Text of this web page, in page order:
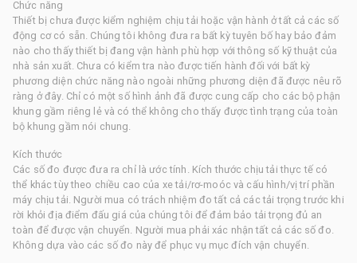
Chức năng
Thiết bị chưa được kiểm nghiệm chịu tải hoặc vận hành ở tất cả các số
động cơ có sẵn. Chúng tôi không đưa ra bất kỳ tuyên bố hay bảo đảm
nào cho thấy thiết bị đang vận hành phù hợp với thông số kỹ thuật của
nhà sản xuất. Chưa có kiểm tra nào được tiến hành đối với bất kỳ
phương diện chức năng nào ngoài những phương diện đã được nêu rõ
ràng ở đây. Chỉ có một số hình ảnh đã được cung cấp cho các bộ phận
khung gầm riêng lẻ và có thể không cho thấy được tình trạng của toàn
bộ khung gầm nói chung.
Kích thước
Các số đo được đưa ra chỉ là ước tính. Kích thước chịu tải thực tế có
thể khác tùy theo chiều cao của xe tải/rơ-moóc và cấu hình/vị trí phần
máy chịu tải. Người mua có trách nhiệm đo tất cả các tải trọng trước khi
rời khỏi địa điểm đấu giá của chúng tôi để đảm bảo tải trọng đủ an
toàn để được vận chuyển. Người mua phải xác nhận tất cả các số đo.
Không dựa vào các số đo này để phục vụ mục đích vận chuyển.